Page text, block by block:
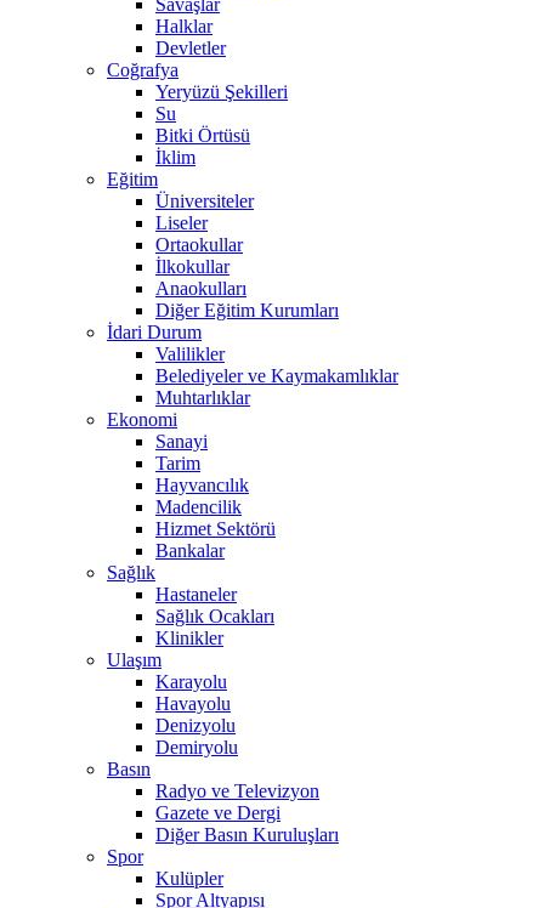
Halklar
Devletler
Coğrafya
Yeryüzü Şekilleri
Su
Bitki Örtüsü
İklim
Eğitim
Üniversiteler
Liseler
Ortaokullar
İlkokullar
Anaokulları
Diğer Eğitim Kurumları
İdari Durum
Valilikler
Belediyeler ve Kaymakamlıklar
Muhtarlıklar
Ekonomi
Sanayi
Tarim
Hayvancılık
Madencilik
Hizmet Sektörü
Bankalar
Sağlık
Hastaneler
Sağlık Ocakları
Klinikler
Ulaşım
Karayolu
Havayolu
Denizyolu
Demiryolu
Basın
Radyo ve Televizyon
Gazete ve Dergi
Diğer Basın Kuruluşları
Spor
Kulüpler
Spor Altyapısı